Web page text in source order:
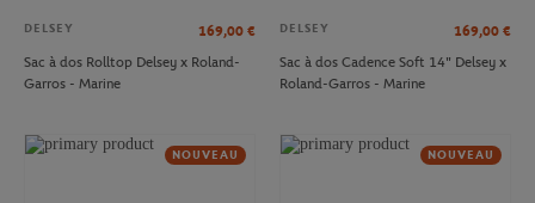
DELSEY 169,00 €
Sac à dos Rolltop Delsey x Roland-
Garros - Marine
DELSEY 169,00 €
Sac à dos Cadence Soft 14" Delsey x
Roland-Garros - Marine
NOUVEAU NOUVEAU